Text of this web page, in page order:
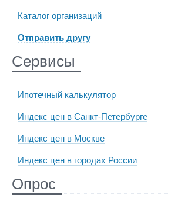
Каталог организаций
Отправить другу
Сервисы
Ипотечный калькулятор
Индекс цен в Санкт-Петербурге
Индекс цен в Москве
Индекс цен в городах России
Опрос